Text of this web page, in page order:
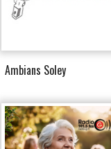
Ambians Soley